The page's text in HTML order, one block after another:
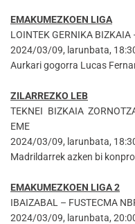
EMAKUMEZKOEN LIGA
LOINTEK GERNIKA BIZKAIA
2024/03/09, larunbata,
Aurkari gogorra Lucas
ZILARREZKO LEB
TEKNEI BIZKAIA
EME
2024/03/09, larunbata,
Madrildarrek azken bi
EMAKUMEZKOEN LIGA 2
IBAIZABAL – FUSTECMA
2024/03/09, larunbata,